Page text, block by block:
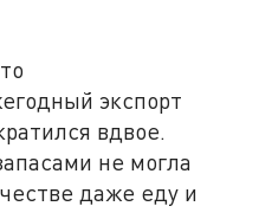
экспорт
вдвое.
не могла
даже еду и